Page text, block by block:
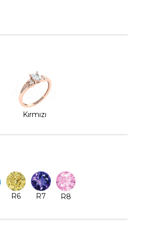
Kırmızı
R6 R7 R8